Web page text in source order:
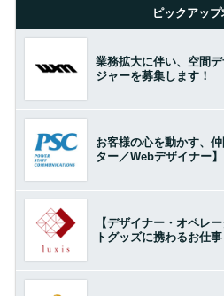
ピックアップ
業務拡大に伴い、空間
ジャーを募集します！
お客様の心を動かす、
ター／Webデザイナー】
【デザイナー・オペレ
トグッズに携わるお仕事